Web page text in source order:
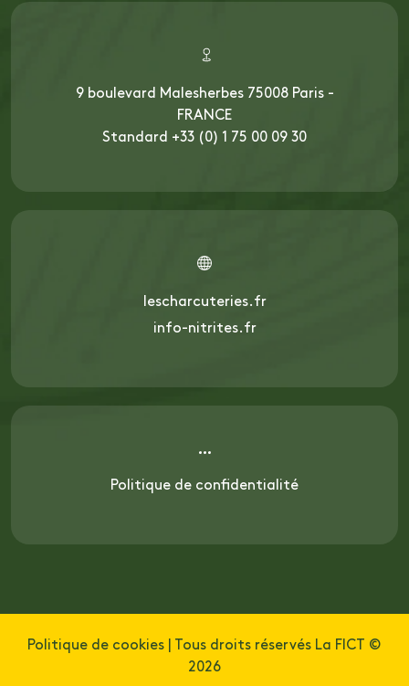
9 boulevard Malesherbes 75008 Paris -
FRANCE
Standard +33 (0) 1 75 00 09 30
lescharcuteries.fr
info-nitrites.fr
Politique de confidentialité
Politique de cookies | Tous droits réservés La FICT ©
2026